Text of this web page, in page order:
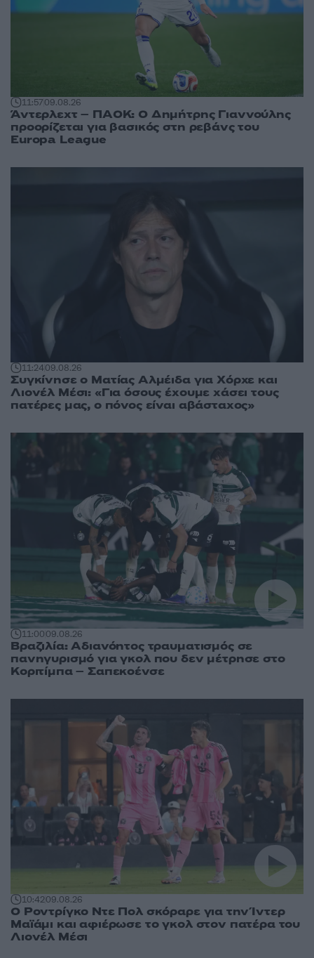
11:5709.08.26
Άντερλεχτ – ΠΑΟΚ: Ο Δημήτρης Γιαννούλης
προορίζεται για βασικός στη ρεβάνς του
Europa League
11:2409.08.26
Συγκίνησε ο Ματίας Αλμέιδα για Χόρχε και
Λιονέλ Μέσι: «Για όσους έχουμε χάσει τους
πατέρες μας, ο πόνος είναι αβάσταχος»
11:0009.08.26
Βραζιλία: Αδιανόητος τραυματισμός σε
πανηγυρισμό για γκολ που δεν μέτρησε στο
Κοριτίμπα – Σαπεκοένσε
10:4209.08.26
Ο Ροντρίγκο Ντε Πολ σκόραρε για την Ίντερ
Μαϊάμι και αφιέρωσε το γκολ στον πατέρα του
Λιονέλ Μέσι